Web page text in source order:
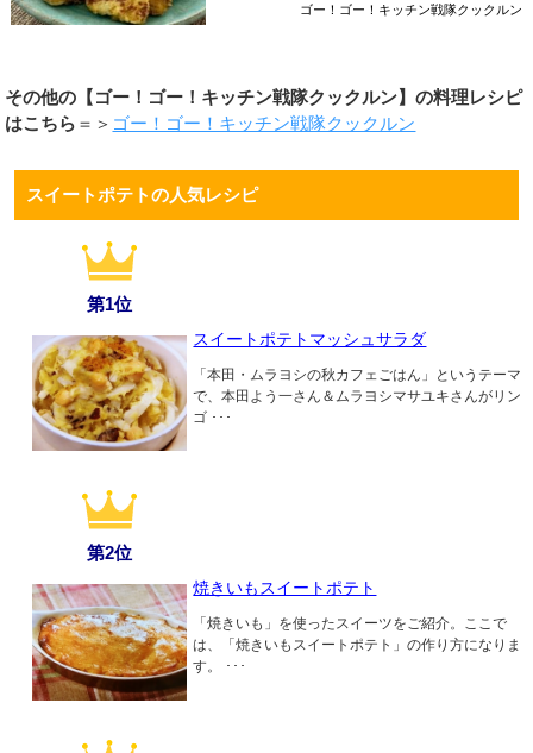
ゴー！ゴー！キッチン戦隊クックルン
その他の【ゴー！ゴー！キッチン戦隊クックルン】の料理レシピ
はこちら ＝＞ ゴー！ゴー！キッチン戦隊クックルン
スイートポテトの人気レシピ
第1位
スイートポテトマッシュサラダ
「本田・ムラヨシの秋カフェごはん」というテーマ
で、本田よう一さん＆ムラヨシマサユキさんがリン
ゴ ･･･
第2位
焼きいもスイートポテト
「焼きいも」を使ったスイーツをご紹介。ここで
は、「焼きいもスイートポテト」の作り方になりま
す。 ･･･